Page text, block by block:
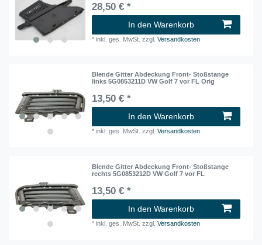
28,50 € *
In den Warenkorb
*inkl. ges. MwSt. zzgl.Versandkosten
Blende Gitter Abdeckung Front- Stoßstange
links 5G0853211D VW Golf 7 vor FL Orig
13,50 € *
In den Warenkorb
*inkl. ges. MwSt. zzgl.Versandkosten
Blende Gitter Abdeckung Front- Stoßstange
rechts 5G0853212D VW Golf 7 vor FL
13,50 € *
In den Warenkorb
*inkl. ges. MwSt. zzgl.Versandkosten